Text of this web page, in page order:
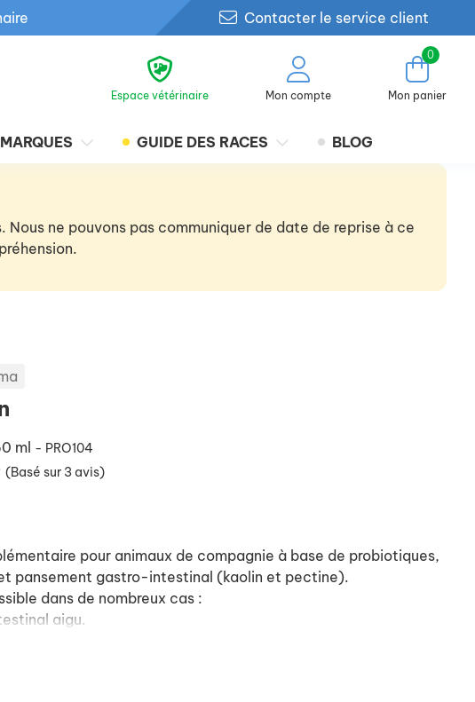
Contacter le service client
Espace vétérinaire Mon compte
0
Mon panier
MARQUES GUIDE DES RACES BLOG
ne pouvons pas communiquer de date de reprise à ce
ml - PRO104
(Basé sur 3 avis)
pour animaux de compagnie à base de probiotiques,
pansement gastro-intestinal (kaolin et pectine).
dans de nombreux cas :
aigu.
de période de stress, avant un changement alimentaire...).